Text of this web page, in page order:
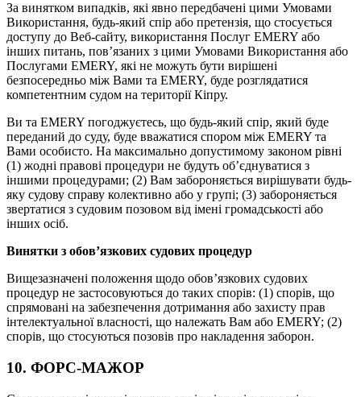
За винятком випадків, які явно передбачені цими Умовами
Використання, будь-який спір або претензія, що стосується
доступу до Веб-сайту, використання Послуг EMERY або
інших питань, пов’язаних з цими Умовами Використання або
Послугами EMERY, які не можуть бути вирішені
безпосередньо між Вами та EMERY, буде розглядатися
компетентним судом на території Кіпру.
Ви та EMERY погоджуєтесь, що будь-який спір, який буде
переданий до суду, буде вважатися спором між EMERY та
Вами особисто. На максимально допустимому законом рівні
(1) жодні правові процедури не будуть об’єднуватися з
іншими процедурами; (2) Вам забороняється вирішувати будь-
яку судову справу колективно або у групі; (3) забороняється
звертатися з судовим позовом від імені громадськості або
інших осіб.
Винятки з обов’язкових судових процедур
Вищезазначені положення щодо обов’язкових судових
процедур не застосовуються до таких спорів: (1) спорів, що
спрямовані на забезпечення дотримання або захисту прав
інтелектуальної власності, що належать Вам або EMERY; (2)
спорів, що стосуються позовів про накладення заборон.
10. ФОРС-МАЖОР